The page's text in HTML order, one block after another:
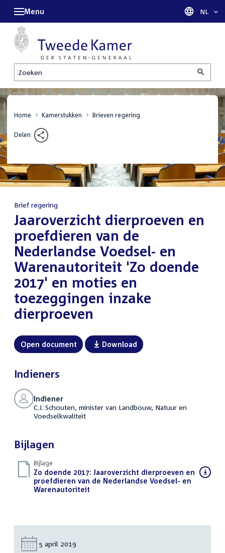
Zoeken
Menu Taal
NL
Home Kamerstukken Brieven regering
Delen
Brief regering
Jaaroverzicht dierproeven en
proefdieren van de
Nederlandse Voedsel- en
Warenautoriteit 'Zo doende
2017' en moties en
toezeggingen inzake
dierproeven
Open document Download
Indieners
Indiener
C.J. Schouten, minister van Landbouw, Natuur en
Voedselkwaliteit
Bijlagen
Bijlage
Download
bestand:
Zo doende 2017: Jaaroverzicht dierproeven en
proefdieren van de Nederlandse Voedsel- en
Warenautoriteit
Datum:
5 april 2019